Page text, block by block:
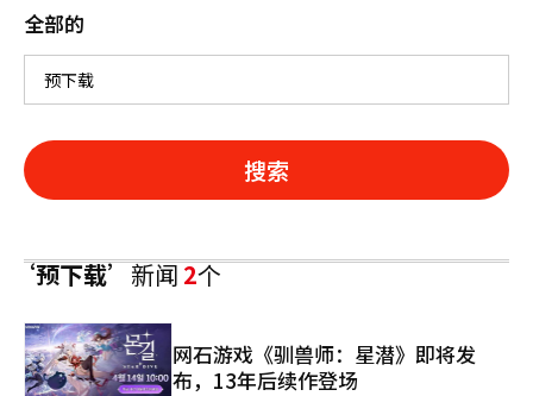
全部的
搜索
‘预下载’新闻2个
网石游戏《驯兽师：星潜》即将发
布，13年后续作登场